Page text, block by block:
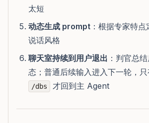
太短
动态生成 prompt ：根据专家特
说话风格
聊天室持续到用户退出 ：判官总
态；普通后续输入进入下一轮，
/dbs 才回到主 Agent